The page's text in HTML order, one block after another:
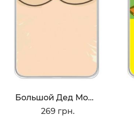
Большой Дед Мороз
269 грн.